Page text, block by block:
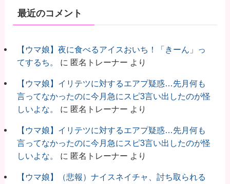
最近のコメント
【ウマ娘】夜に食べるアイスおいち！「きーん」っ
てするち。
に 匿名トレーナー より
【ウマ娘】イリテツに対するエアプ疑惑…先月何も
言ってなかったのに今月急にスピ3言い出したのが怪
しいよな。
に 匿名トレーナー より
【ウマ娘】イリテツに対するエアプ疑惑…先月何も
言ってなかったのに今月急にスピ3言い出したのが怪
しいよな。
に 匿名トレーナー より
【ウマ娘】（悲報）ナイスネイチャ、討ち取られる